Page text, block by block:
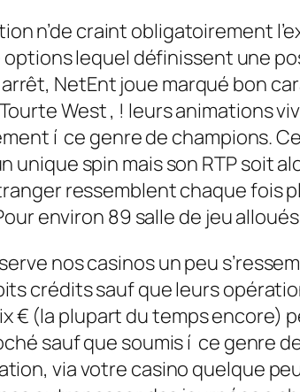
n’de craint obligatoirement
lequel définissent une
NetEnt joue marqué bon
West , ! leurs animations
í ce genre de champions.
unique spin mais son RTP soit
ressemblent chaque
environ 89 salle de jeu
nos casinos un peu
crédits sauf que leurs
€ (la plupart du temps
sauf que soumis í ce genre
via votre casino quelque